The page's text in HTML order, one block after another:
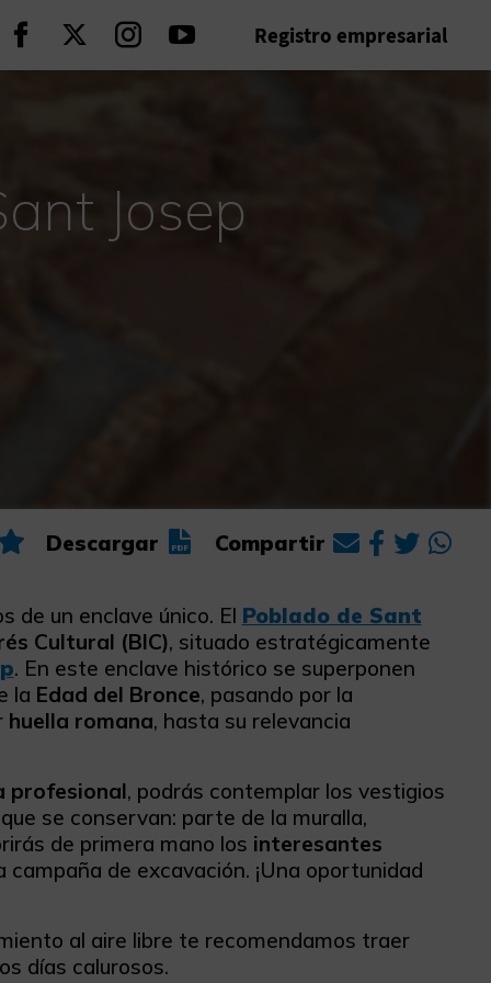
Seguir en Facebook
Seguir en Twitter
Seguir en Instagram
Seguir en Youtube
Registro empresarial
Josep
Descargar Compartir
de un enclave único. El Poblado de Sant
Cultural (BIC), situado estratégicamente
. En este enclave histórico se superponen
la Edad del Bronce, pasando por la
huella romana, hasta su relevancia
profesional, podrás contemplar los vestigios
se conservan: parte de la muralla,
de primera mano los interesantes
de excavación. ¡Una oportunidad
al aire libre te recomendamos traer
días calurosos.